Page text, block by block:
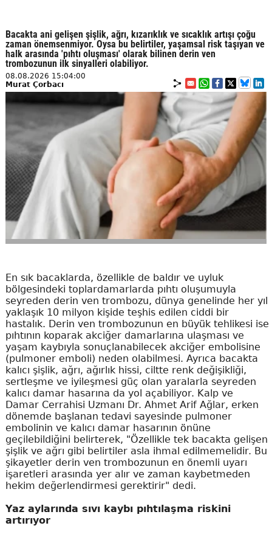
Bacakta ani gelişen şişlik, ağrı, kızarıklık ve sıcaklık artışı çoğu
zaman önemsenmiyor. Oysa bu belirtiler, yaşamsal risk taşıyan ve
halk arasında 'pıhtı oluşması' olarak bilinen derin ven
trombozunun ilk sinyalleri olabiliyor.
08.08.2026 15:04:00
Murat Çorbacı
En sık bacaklarda, özellikle de baldır ve uyluk
bölgesindeki toplardamarlarda pıhtı oluşumuyla
seyreden derin ven trombozu, dünya genelinde her yıl
yaklaşık 10 milyon kişide teşhis edilen ciddi bir
hastalık. Derin ven trombozunun en büyük tehlikesi ise
pıhtının koparak akciğer damarlarına ulaşması ve
yaşam kaybıyla sonuçlanabilecek akciğer embolisine
(pulmoner emboli) neden olabilmesi. Ayrıca bacakta
kalıcı şişlik, ağrı, ağırlık hissi, ciltte renk değişikliği,
sertleşme ve iyileşmesi güç olan yaralarla seyreden
kalıcı damar hasarına da yol açabiliyor. Kalp ve
Damar Cerrahisi Uzmanı Dr. Ahmet Arif Ağlar, erken
dönemde başlanan tedavi sayesinde pulmoner
embolinin ve kalıcı damar hasarının önüne
geçilebildiğini belirterek, "Özellikle tek bacakta gelişen
şişlik ve ağrı gibi belirtiler asla ihmal edilmemelidir. Bu
şikayetler derin ven trombozunun en önemli uyarı
işaretleri arasında yer alır ve zaman kaybetmeden
hekim değerlendirmesi gerektirir" dedi.
Yaz aylarında sıvı kaybı pıhtılaşma riskini
artırıyor